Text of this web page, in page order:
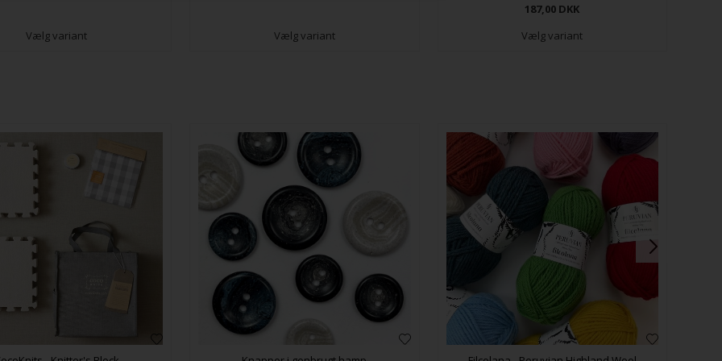
Vælg variant Vælg variant
187,00 DKK
Vælg variant